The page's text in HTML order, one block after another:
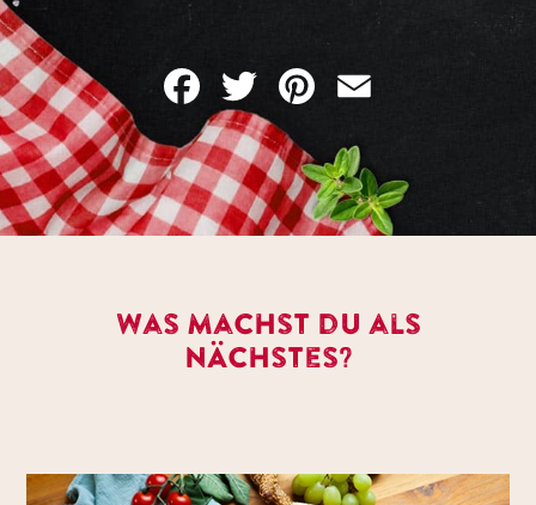
FacebookTwitter Pinterest
Was machst du als
nächstes?